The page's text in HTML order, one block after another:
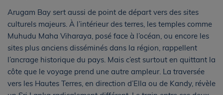
Arugam Bay sert aussi de point de départ vers des sites
culturels majeurs. À l’intérieur des terres, les temples comme
Muhudu Maha Viharaya, posé face à l’océan, ou encore les
sites plus anciens disséminés dans la région, rappellent
l’ancrage historique du pays. Mais c’est surtout en quittant la
côte que le voyage prend une autre ampleur. La traversée
vers les Hautes Terres, en direction d’Ella ou de Kandy, révèle